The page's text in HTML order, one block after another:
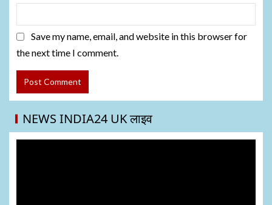
Save my name, email, and website in this browser for
the next time I comment.
NEWS INDIA24 UK लाइव